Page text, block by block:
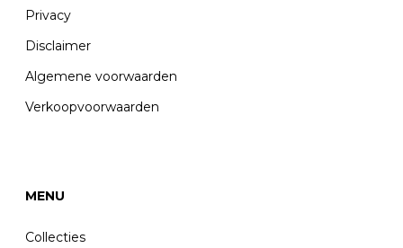
Privacy
Disclaimer
Algemene voorwaarden
Verkoopvoorwaarden
MENU
Collecties